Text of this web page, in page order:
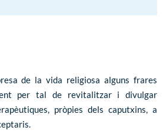
de la vida religiosa alguns frares
per tal de revitalitzar i divulgar
pròpies dels caputxins, a